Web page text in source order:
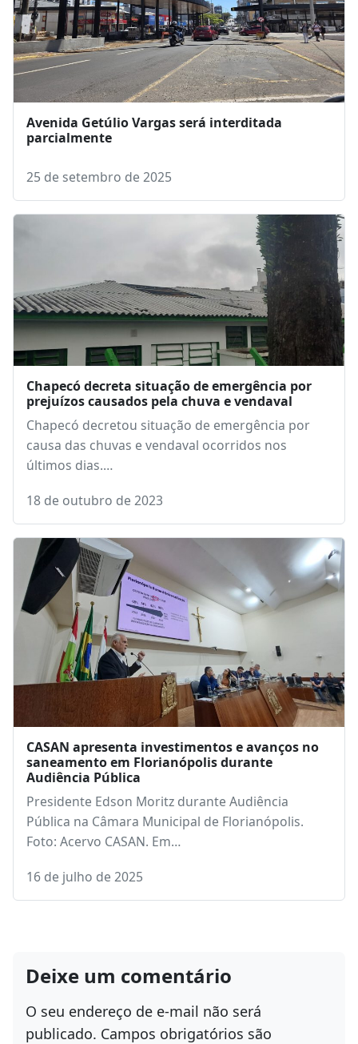
Avenida Getúlio Vargas será interditada
parcialmente
25 de setembro de 2025
Chapecó decreta situação de emergência por
prejuízos causados pela chuva e vendaval
Chapecó decretou situação de emergência por
causa das chuvas e vendaval ocorridos nos
últimos dias.…
18 de outubro de 2023
CASAN apresenta investimentos e avanços no
saneamento em Florianópolis durante
Audiência Pública
Presidente Edson Moritz durante Audiência
Pública na Câmara Municipal de Florianópolis.
Foto: Acervo CASAN. Em…
16 de julho de 2025
Deixe um comentário
O seu endereço de e-mail não será
publicado. Campos obrigatórios são